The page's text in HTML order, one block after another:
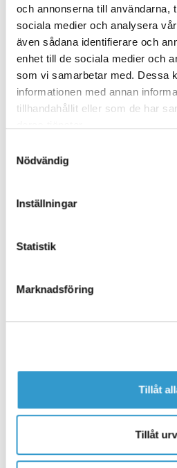
och annonserna till användarna,
sociala medier och analysera
även sådana identifierare och
enhet till de sociala medier och
som vi samarbetar med. Dessa
informationen med annan
tillhandahållit eller som de har
Nödvändig
Inställningar
Statistik
Marknadsföring
Tillåt
Tillåt
Toimitus
Mellby Homen normaali
autokatosten osalta 5–7 viikkoa
vapaa-ajan asunnoissa 8–10
lasketaan siitä, kun olet saanut
lähettänyt meille
toimitusviikon (jos olet tilannut
ja rakennuksen toimitusviikon.
jos olet valinnut toimitukseesi
mukana tulevassa
Rakentaminen
Autotallin tai autokatoksen
valinnut autotallin pystytyksen
nopeasti. Normaalikokoisen,
pystyttäminen kestää alle
suojassa noin 1–2 päivässä.
Jos pystytät rakennuksen itse,